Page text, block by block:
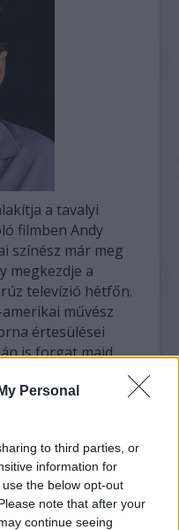
Personal
to third parties, or
information for
the below opt-out
note that after your
continue seeing
a tavalyi
filmben Andy
színész már meg
megkezdje a
televízió hétfőn.
művész
értesülései
is forgat majd.
azt
akar készíteni a
újságíró és
mutatja
tartozott